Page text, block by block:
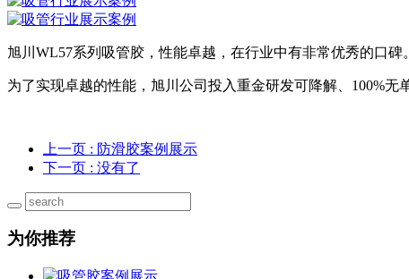
旭川WL57系列吸管胶，性能卓越，在行业中有非常优秀的口碑。
为了实现卓越的性能，旭川公司投入重金研发可降解、100%无
上一页 : 防滑胶案例展示
下一页 : 没有了
为你推荐